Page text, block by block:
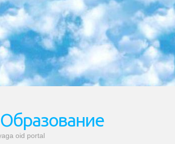
Образование
oid portal